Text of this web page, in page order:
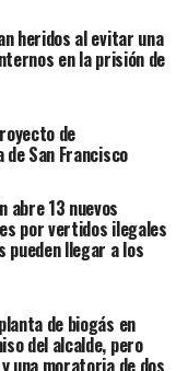
heridos al evitar una
en la prisión de
de
San Francisco
abre 13 nuevos
por vertidos ilegales
pueden llegar a los
de biogás en
del alcalde, pero